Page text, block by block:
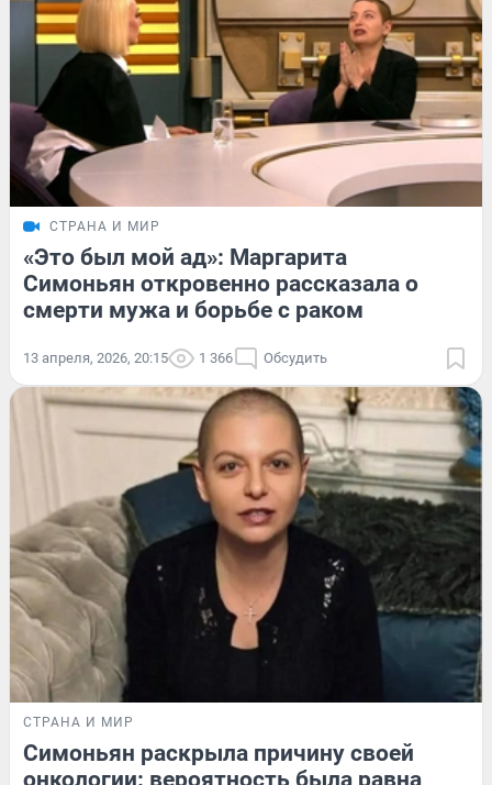
СТРАНА И МИР
«Это был мой ад»: Маргарита
Симоньян откровенно рассказала о
смерти мужа и борьбе с раком
13 апреля, 2026, 20:15 1 366 Обсудить
СТРАНА И МИР
Симоньян раскрыла причину своей
онкологии: вероятность была равна